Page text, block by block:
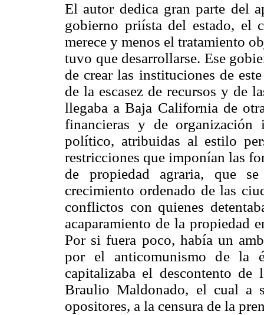
El autor dedica gran parte del
gobierno priísta del estado, el
merece y menos el tratamiento
tuvo que desarrollarse. Ese
de crear las instituciones de
de la escasez de recursos y de
llegaba a Baja California de
financieras y de organización
político, atribuidas al estilo
restricciones que imponían las
de propiedad agraria, que
crecimiento ordenado de las
conflictos con quienes
acaparamiento de la propiedad
Por si fuera poco, había un
por el anticomunismo de la
capitalizaba el descontento
Braulio Maldonado, el cual a
opositores, a la censura de la